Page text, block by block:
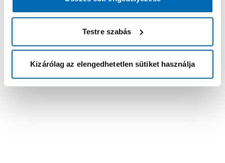
Testre szabás
Kizárólag az elengedhetetlen sütiket használja